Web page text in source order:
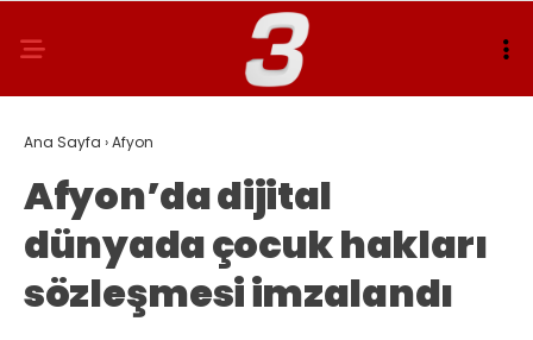
Ana Sayfa ›Afyon
Afyon’da dijital
dünyada çocuk hakları
sözleşmesi imzalandı